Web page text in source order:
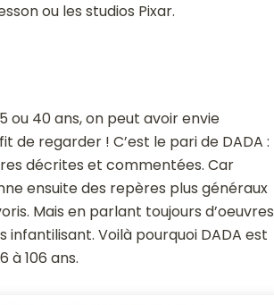
ou les studios Pixar.
ou 40 ans, on peut avoir envie
de regarder ! C’est le pari de DADA :
décrites et commentées. Car
ensuite des repères plus généraux
Mais en parlant toujours d’oeuvres
Voilà pourquoi DADA est
106 ans.